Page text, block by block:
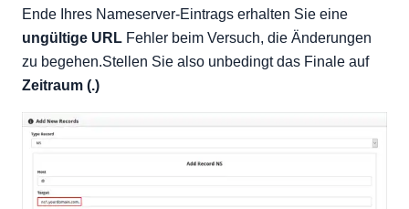
Ende Ihres Nameserver-Eintrags erhalten Sie eine
ungültige URL Fehler beim Versuch, die Änderungen
zu begehen.Stellen Sie also unbedingt das Finale auf
Zeitraum (.)